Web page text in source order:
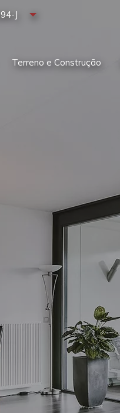
J
Terreno e Construção